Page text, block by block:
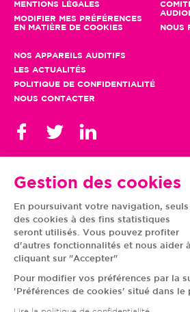
Gestion des cookies
En poursuivant votre navigation, seuls
des cookies à des fins statistiques
seront utilisés. Vous pouvez profiter
d'autres fonctionnalités et nous aider
cliquant sur "Accepter"
Pour modifier vos préférences par la
'Préférences de cookies' situé dans le
MENTIONS LÉGALES
MODIFIER MES PRÉFÉRENCES
EN MATIÈRE DE COOKIES
NOUS
NOS APPAREILS AUDITIFS
LES ACTUALITÉS
POLITIQUE DE CONFIDENTIALITÉ
NOUS CONTACTER
TOUS NOS CENTRES
AUVERGNE-RHÔNE-
ALPES
BOURGOGNE-
FRANCHE-COMTÉ
BRETAGNE
CENTRE-VAL DE
GRAND EST
ÎLE-DE-FRANCE
NORMANDIE
PAYS DE LA
PROVENCE-ALPES-
CÔTE D'AZUR